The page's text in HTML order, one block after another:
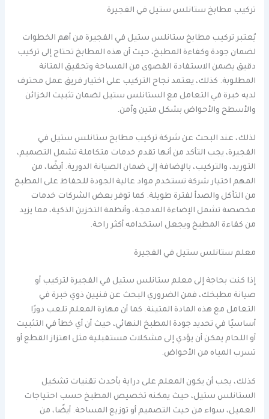
تركيب مطابخ ستانلس ستيل في الفجيرة
يُعتبر تركيب مطابخ ستانلس ستيل في الفجيرة من أهم الخطوات
لضمان جودة وكفاءة المطبخ، حيث أن هذه المطابخ تحتاج إلى تركيب
دقيق يضمن الاستفادة القصوى من المساحة وتحقيق المتانة
المطلوبة. كذلك، يعتمد نجاح التركيب على اختيار فريق عمل محترف
لديه خبرة في التعامل مع الستانلس ستيل لضمان تثبيت الخزائن
والأسطح والأحواض بشكل متين وآمن.
لذلك، عند البحث عن شركة تركيب مطابخ ستانلس ستيل في
الفجيرة، يجب التأكد من أنها تقدم خدمات متكاملة تشمل التصميم،
التوريد، والتركيب، بالإضافة إلى ضمان الصيانة الدورية. أيضًا، من
المهم اختيار شركة تستخدم مواد عالية الجودة للحفاظ على المطبخ
من التآكل والصدأ لفترة طويلة. كما توفر بعض الشركات خدمات
مخصصة تشمل الإضاءة المدمجة، وأنظمة التخزين الذكية، مما يزيد
من كفاءة المطبخ ويجعل استخدامه أكثر راحة.
معلم ستانلس ستيل في الفجيرة
إذا كنت بحاجة إلى معلم ستانلس ستيل في الفجيرة لتركيب أو
صيانة مطبخك، فمن الضروري البحث عن فنيين ذوي خبرة في
التعامل مع هذه المادة المتينة. كما أن مهارة المعلم تلعب دورًا
أساسيًا في تحديد جودة المطبخ النهائي، حيث أن أي خطأ في التثبيت
أو اللحام يمكن أن يؤدي إلى مشكلات مستقبلية مثل اهتزاز القطع أو
تسرب المياه من الأحواض.
كذلك، يجب أن يكون المعلم على دراية بأحدث تقنيات تشكيل
الستانلس ستيل، حيث يمكنه تخصيص المطبخ حسب احتياجات
العميل، سواء من حيث التصميم أو توزيع المساحة. أيضًا، من